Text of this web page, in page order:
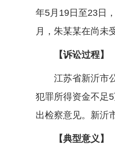
年5月19日至23日
月，朱某某在尚未
【诉讼过程】
江苏省新沂市公
犯罪所得资金不足
出检察意见。新沂
【典型意义】